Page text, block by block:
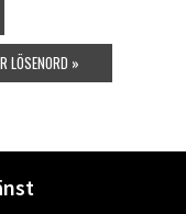
LÖSENORD »